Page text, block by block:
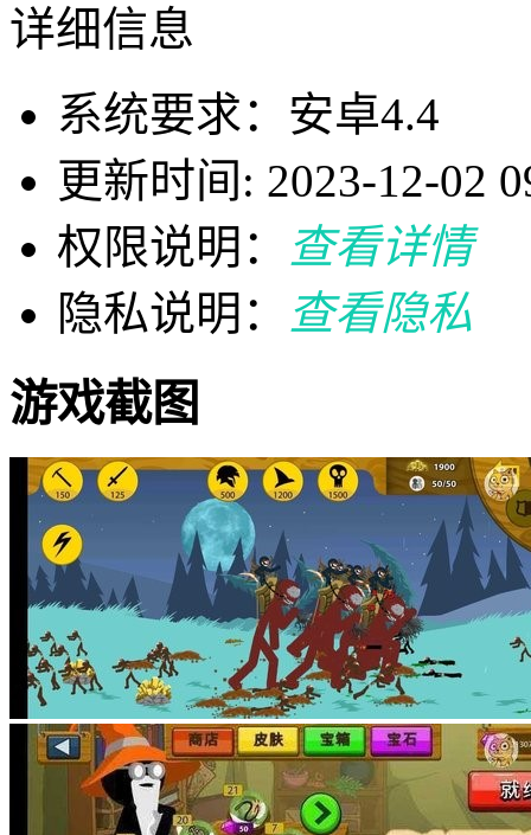
详细信息
系统要求：安卓4.4
更新时间: 2023-12-02
权限说明：
查看详情
隐私说明：
查看隐私
游戏截图